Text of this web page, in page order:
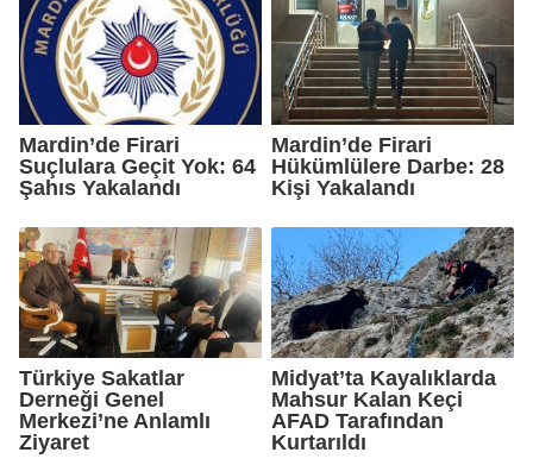
Mardin’de Firari
Suçlulara Geçit Yok: 64
Şahıs Yakalandı
Mardin’de Firari
Hükümlülere Darbe: 28
Kişi Yakalandı
Türkiye Sakatlar
Derneği Genel
Merkezi’ne Anlamlı
Ziyaret
Midyat’ta Kayalıklarda
Mahsur Kalan Keçi
AFAD Tarafından
Kurtarıldı